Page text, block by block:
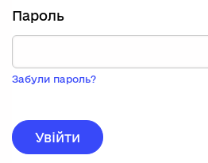
вас
немає
запису,
натисніть
реєстрації.
Пароль
Забули пароль?
Увійти